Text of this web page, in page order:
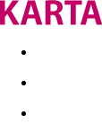
Last minute